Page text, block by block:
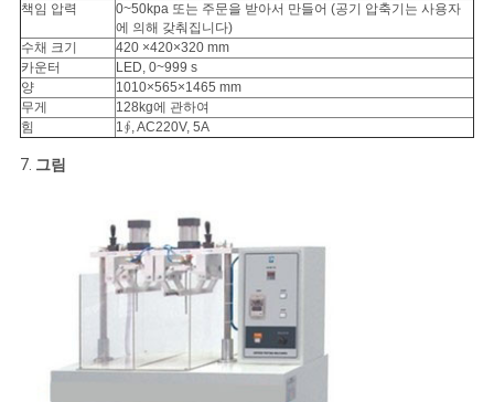
이
트
맵
책임 압력
0~50kpa 또는 주문을 받아서 만들어 (공기 압축기는 사용자
에 의해 갖춰집니다)
수채 크기
420 ×420×320 mm
카운터
LED, 0~999 s
양
1010×565×1465 mm
무게
128kg에 관하여
힘
1∮, AC220V, 5A
7. 그림